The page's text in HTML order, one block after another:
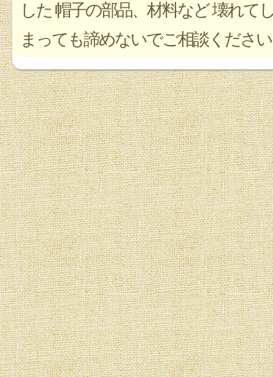
した 帽子の部品、材料など 壊れて
まっても諦めないでご相談ください